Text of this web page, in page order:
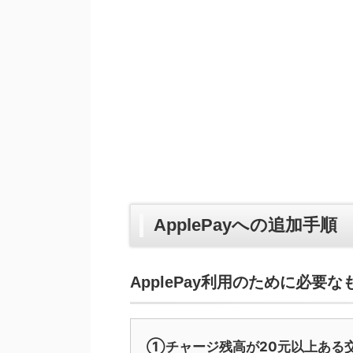
ApplePayへの追加手順
ApplePay利用のために必要な
①チャージ残高が20元以上ある